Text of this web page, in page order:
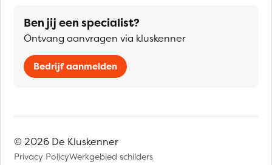
Ben jij een specialist?
Ontvang aanvragen via kluskenner
Bedrijf aanmelden
© 2026 De Kluskenner
Privacy PolicyWerkgebied schilders